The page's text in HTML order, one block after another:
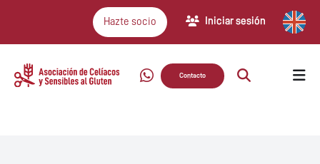
Hazte socio Iniciar sesión
Contacto